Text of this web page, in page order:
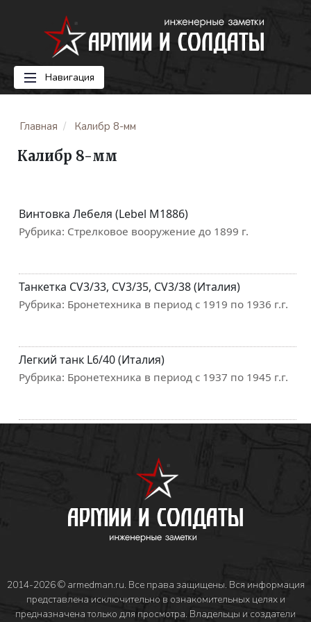
Навигация
Главная Калибр 8-мм
Калибр 8-мм
Винтовка Лебеля (Lebel M1886)
Рубрика: Стрелковое вооружение до 1899 г.
Танкетка CV3/33, CV3/35, CV3/38 (Италия)
Рубрика: Бронетехника в период с 1919 по 1936 г.г.
Легкий танк L6/40 (Италия)
Рубрика: Бронетехника в период с 1937 по 1945 г.г.
2014-2026 © armedman.ru. Все права защищены. Вся информация
представлена исключительно в ознакомительных целях и
предназначена только для просмотра. Владельцы и создатели